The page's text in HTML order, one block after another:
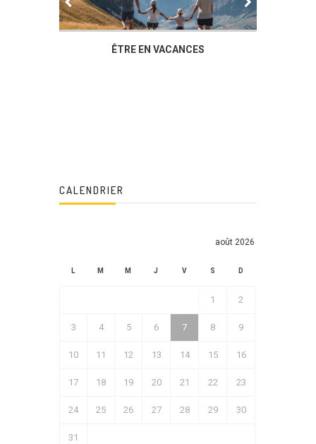
ÊTRE EN VACANCES
CALENDRIER
août 2026
L M M J V S D
1 2
3 4 5 6 7 8 9
10 11 12 13 14 15 16
17 18 19 20 21 22 23
24 25 26 27 28 29 30
31